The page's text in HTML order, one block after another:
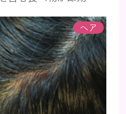
復する栄養素です。
れん草など レバー、
るビタミンAは、肌の
荒れを素早く修復し
レチノールを含み、
ヘア